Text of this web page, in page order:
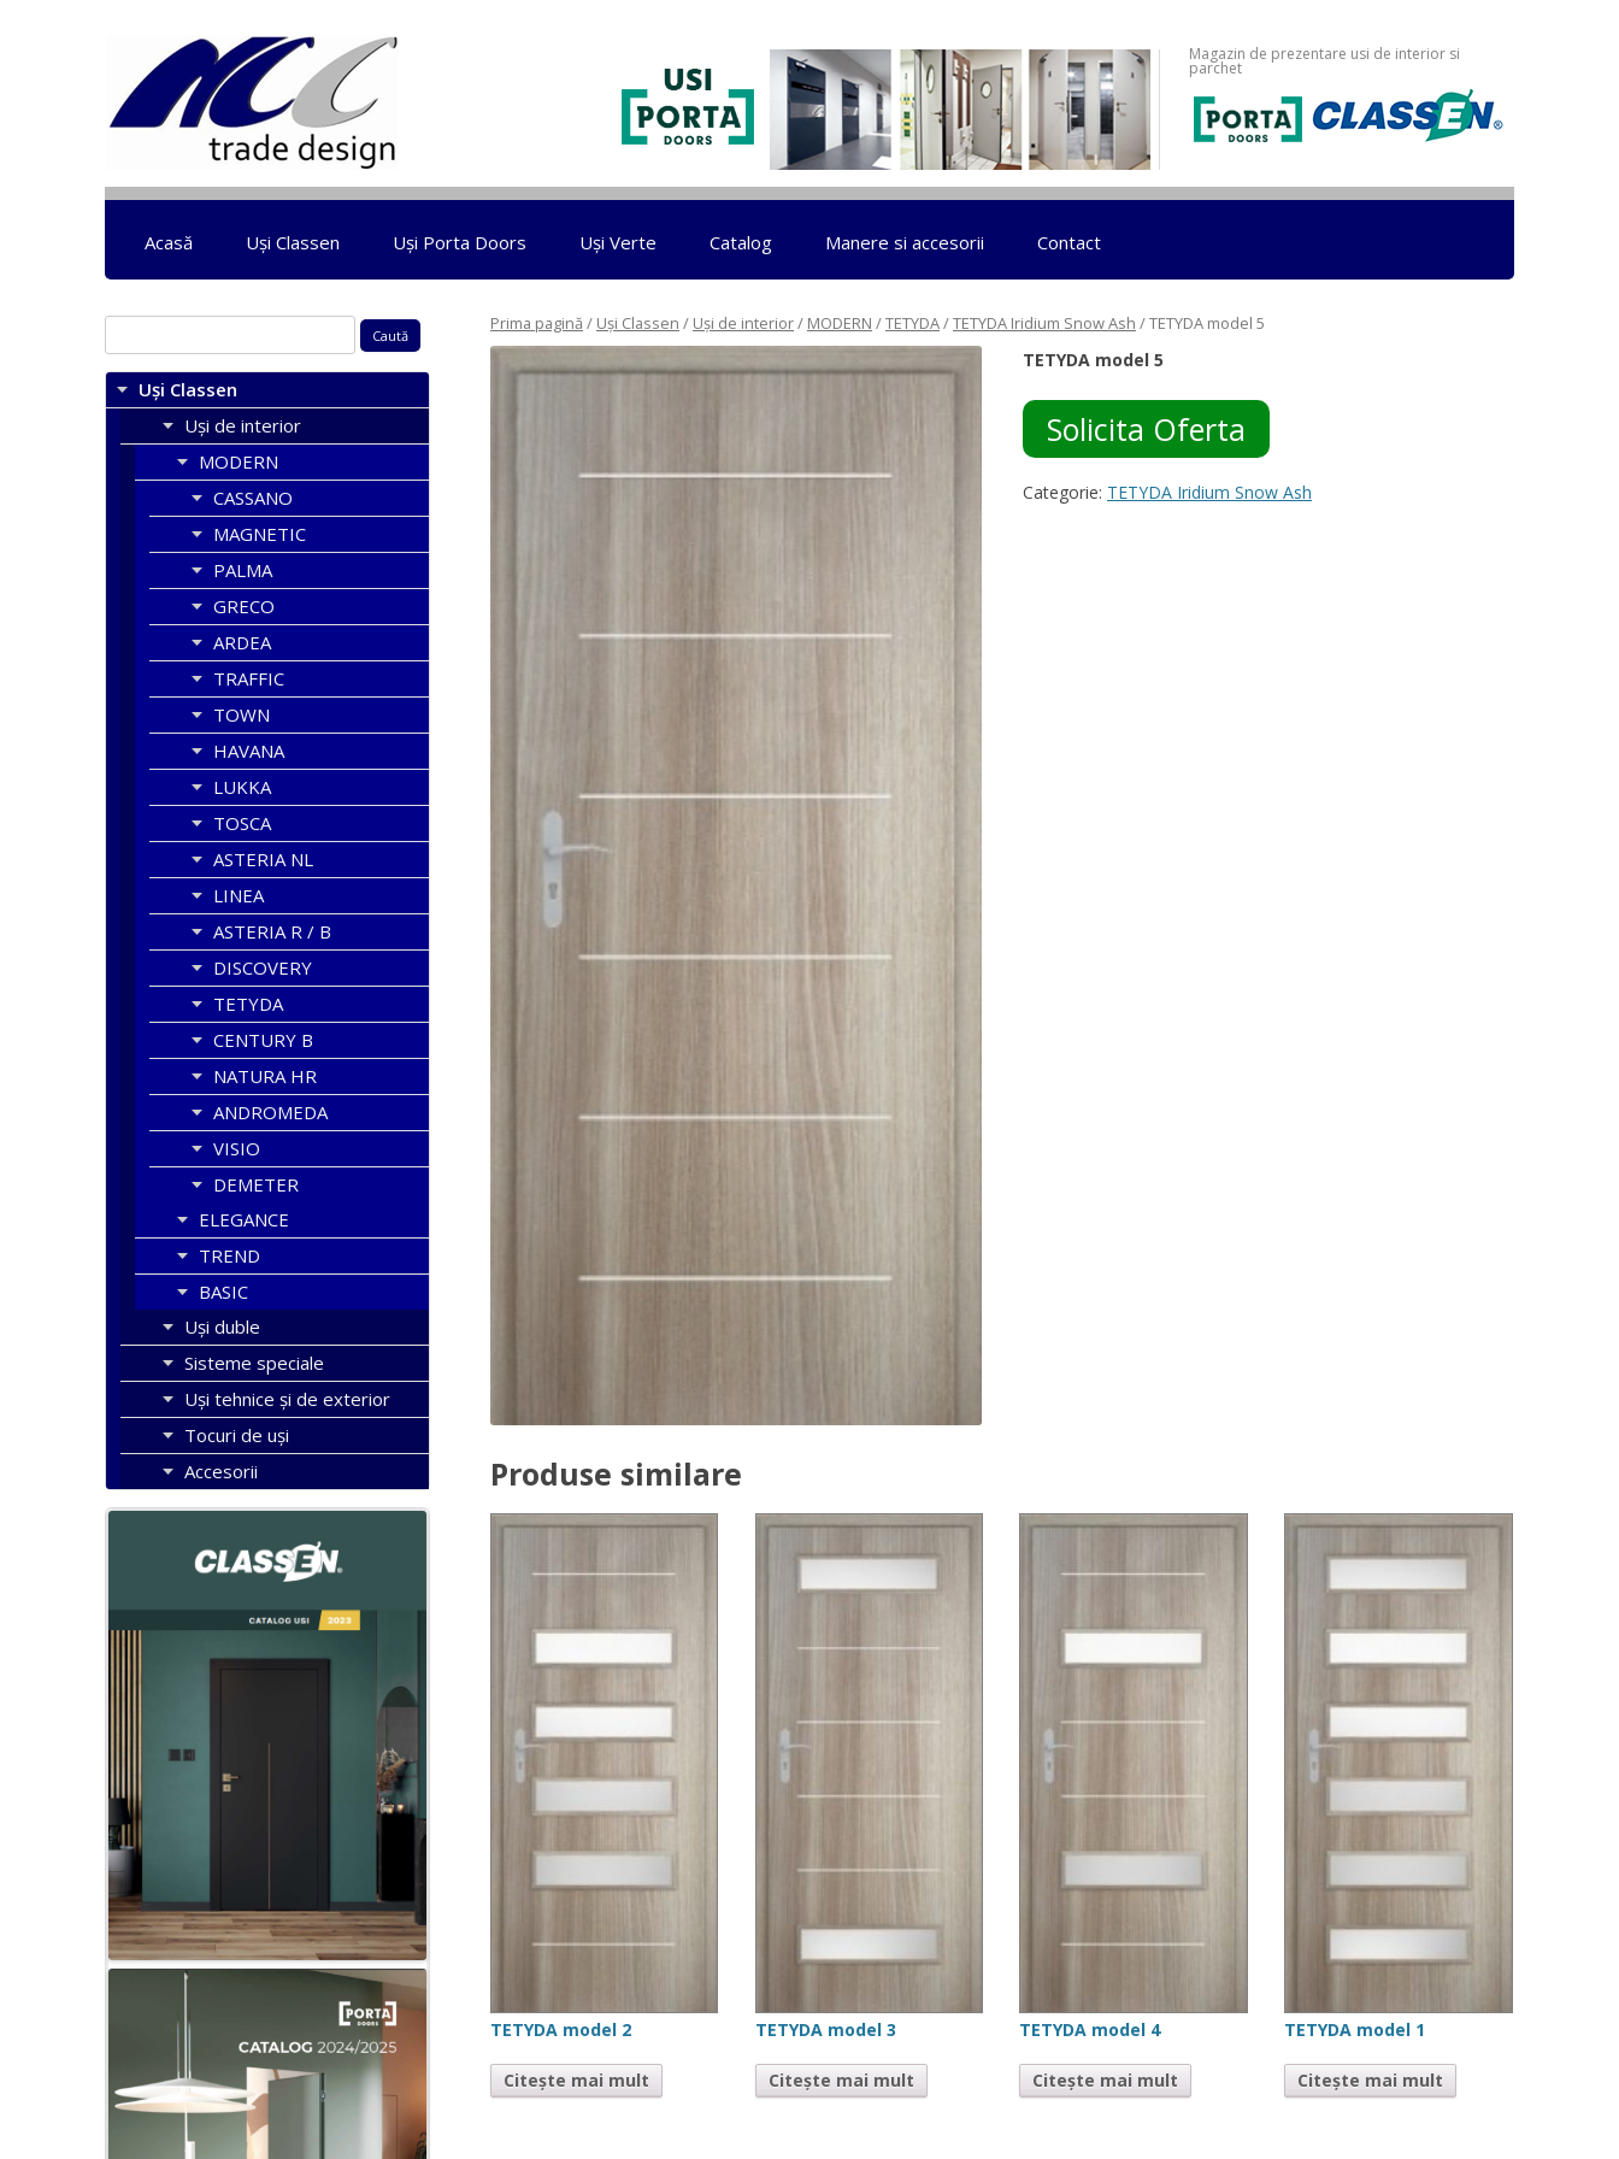
Magazin de prezentare usi de interior si
parchet
Sari la conținut
Acasă Uși Classen Uși Porta Doors Uși Verte Catalog Manere si accesorii Contact
Prima pagină / Uși Classen / Uși de interior/ MODERN /TETYDA/TETYDA Iridium Snow Ash / TETYDA model 5
TETYDA model 5
Solicita Oferta
Categorie: TETYDA Iridium Snow Ash
Produse similare
TETYDA model 2
Citește mai mult
TETYDA model 3
Citește mai mult
TETYDA model 4
Citește mai mult
TETYDA model 1
Citește mai mult
după:
Uși Classen
Uși de interior
MODERN
CASSANO
MAGNETIC
PALMA
GRECO
ARDEA
TRAFFIC
TOWN
HAVANA
LUKKA
TOSCA
ASTERIA NL
LINEA
ASTERIA R / B
DISCOVERY
TETYDA
CENTURY B
NATURA HR
ANDROMEDA
VISIO
DEMETER
ELEGANCE
TREND
BASIC
Uşi duble
Sisteme speciale
Uși tehnice și de exterior
Tocuri de uși
Accesorii